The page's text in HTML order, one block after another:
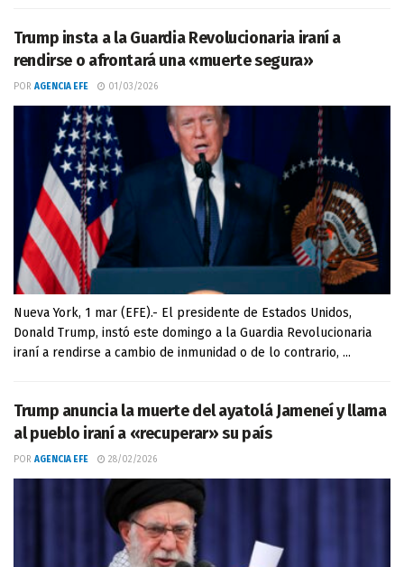
Trump insta a la Guardia Revolucionaria iraní a
rendirse o afrontará una «muerte segura»
POR AGENCIA EFE 01/03/2026
Nueva York, 1 mar (EFE).- El presidente de Estados Unidos,
Donald Trump, instó este domingo a la Guardia Revolucionaria
iraní a rendirse a cambio de inmunidad o de lo contrario, ...
Trump anuncia la muerte del ayatolá Jameneí y llama
al pueblo iraní a «recuperar» su país
POR AGENCIA EFE 28/02/2026